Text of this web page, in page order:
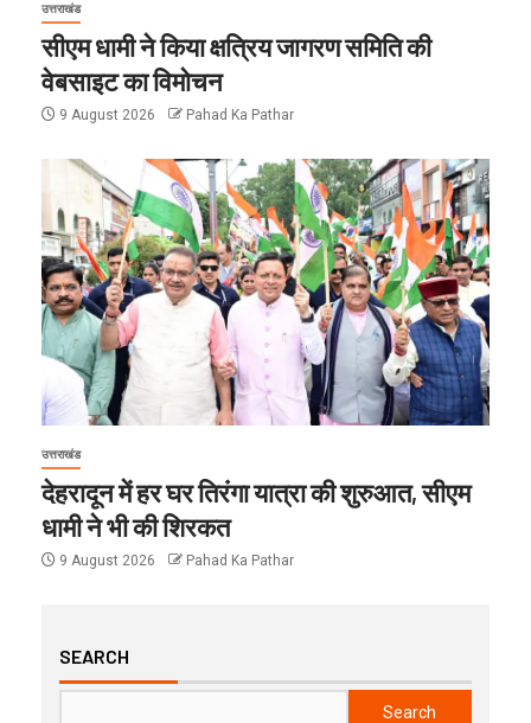
उत्तराखंड
सीएम धामी ने किया क्षत्रिय जागरण समिति की
वेबसाइट का विमोचन
9 August 2026 Pahad Ka Pathar
उत्तराखंड
देहरादून में हर घर तिरंगा यात्रा की शुरुआत, सीएम
धामी ने भी की शिरकत
9 August 2026 Pahad Ka Pathar
SEARCH
Search